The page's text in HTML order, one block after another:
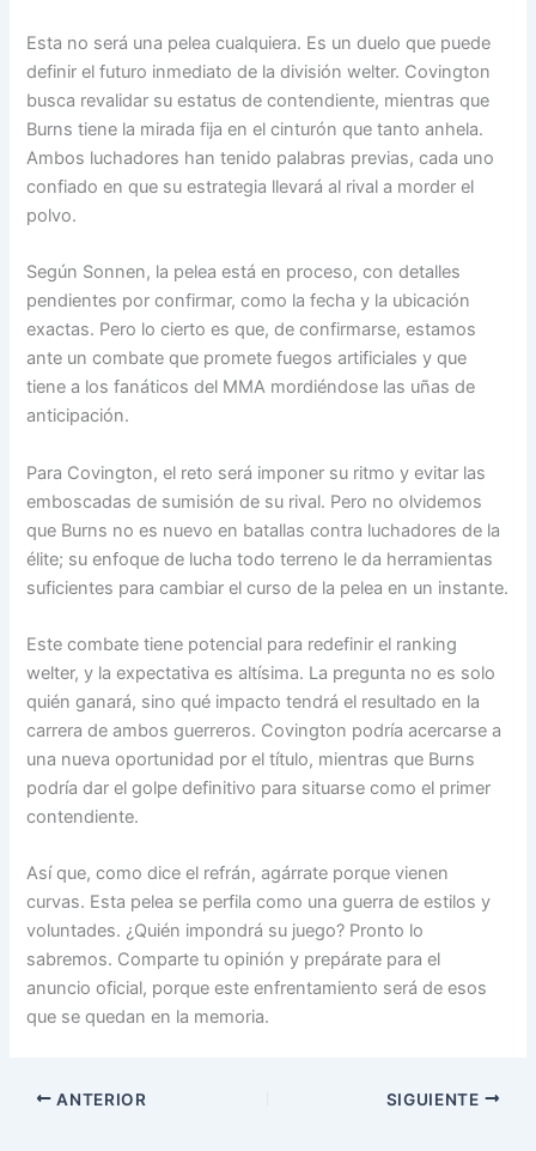
Esta no será una pelea cualquiera. Es un duelo que puede
definir el futuro inmediato de la división welter. Covington
busca revalidar su estatus de contendiente, mientras que
Burns tiene la mirada fija en el cinturón que tanto anhela.
Ambos luchadores han tenido palabras previas, cada uno
confiado en que su estrategia llevará al rival a morder el
polvo.
Según Sonnen, la pelea está en proceso, con detalles
pendientes por confirmar, como la fecha y la ubicación
exactas. Pero lo cierto es que, de confirmarse, estamos
ante un combate que promete fuegos artificiales y que
tiene a los fanáticos del MMA mordiéndose las uñas de
anticipación.
Para Covington, el reto será imponer su ritmo y evitar las
emboscadas de sumisión de su rival. Pero no olvidemos
que Burns no es nuevo en batallas contra luchadores de la
élite; su enfoque de lucha todo terreno le da herramientas
suficientes para cambiar el curso de la pelea en un instante.
Este combate tiene potencial para redefinir el ranking
welter, y la expectativa es altísima. La pregunta no es solo
quién ganará, sino qué impacto tendrá el resultado en la
carrera de ambos guerreros. Covington podría acercarse a
una nueva oportunidad por el título, mientras que Burns
podría dar el golpe definitivo para situarse como el primer
contendiente.
Así que, como dice el refrán, agárrate porque vienen
curvas. Esta pelea se perfila como una guerra de estilos y
voluntades. ¿Quién impondrá su juego? Pronto lo
sabremos. Comparte tu opinión y prepárate para el
anuncio oficial, porque este enfrentamiento será de esos
que se quedan en la memoria.
ANTERIOR SIGUIENTE